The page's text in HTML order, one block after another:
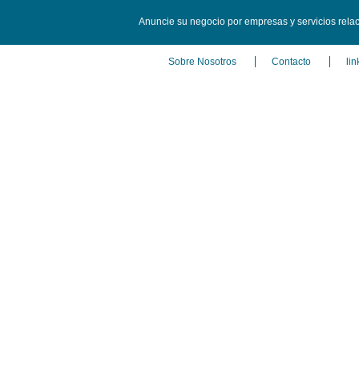
Anuncie su negocio por empresas y servicios
Sobre Nosotros Contacto